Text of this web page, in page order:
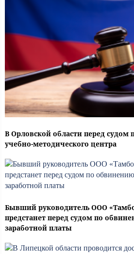
В Орловской области перед судом
учебно-методического центра
Бывший руководитель ООО
предстанет перед судом по
заработной платы